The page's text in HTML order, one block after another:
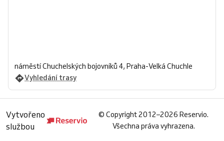
náměstí Chuchelských bojovníků 4, Praha-Velká Chuchle
Vyhledání trasy
Vytvořeno
službou
© Copyright 2012–2026 Reservio.
Všechna práva vyhrazena.